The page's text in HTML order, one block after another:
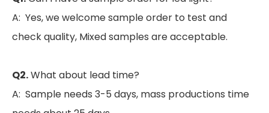
A: Yes, we welcome sample order to test and
check quality, Mixed samples are acceptable.
Q2.What about lead time?
A: Sample needs 3-5 days, mass productions time